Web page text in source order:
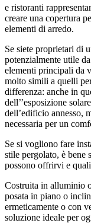
e ristoranti
creare una copertura
elementi di arredo.
Se siete proprietari di
potenzialmente utile
elementi principali da
molto simili a quelli
differenza: anche in
dell’’esposizione
dell’edificio annesso,
necessaria per un
Se si vogliono fare
stile pergolato, è bene
possono offrirvi e
Costruita in alluminio
posata in piano o
ermeticamente o con
soluzione ideale per